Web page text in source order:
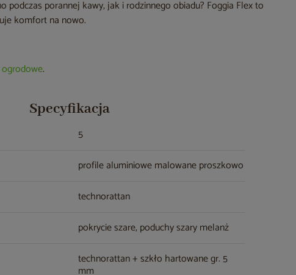
podczas porannej kawy, jak i rodzinnego obiadu? Foggia Flex to
komfort na nowo.
.
Specyfikacja
5
profile aluminiowe malowane proszkowo
technorattan
pokrycie szare, poduchy szary melanż
technorattan + szkło hartowane gr. 5
mm